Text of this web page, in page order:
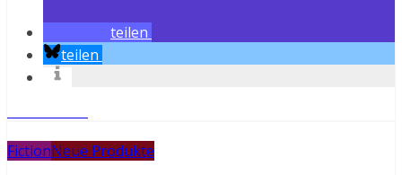
teilen
teilen
FictionNeue Produkte